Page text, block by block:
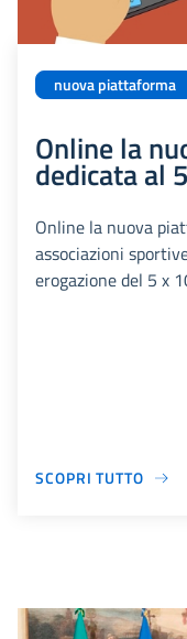
nuova piattaforma
Online la
dedicata al
Online la nuova
associazioni
erogazione del 5 x
SCOPRI TUTTO